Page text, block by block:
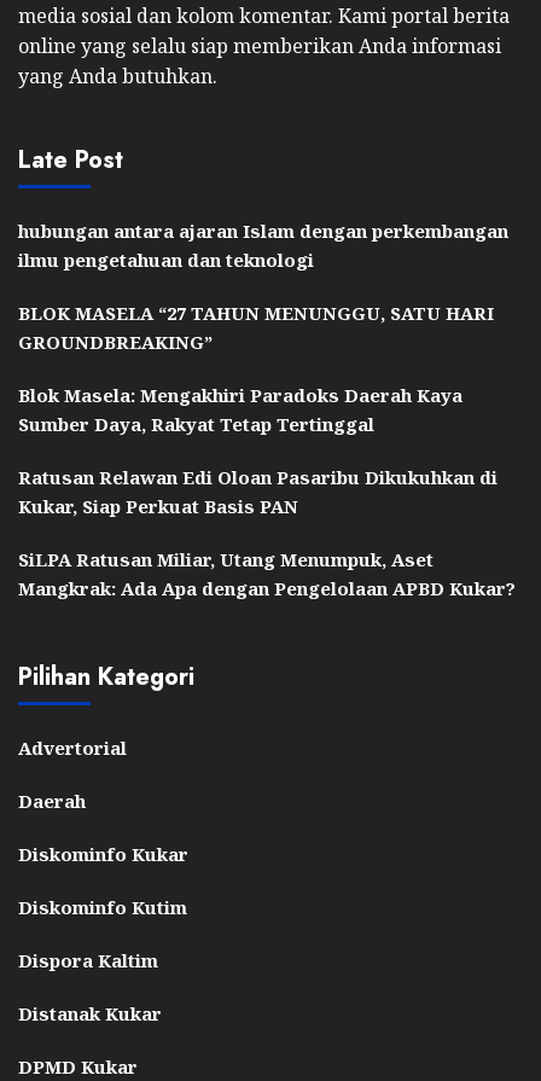
media sosial dan kolom komentar. Kami portal berita
online yang selalu siap memberikan Anda informasi
yang Anda butuhkan.
Late Post
hubungan antara ajaran Islam dengan perkembangan
ilmu pengetahuan dan teknologi
BLOK MASELA “27 TAHUN MENUNGGU, SATU HARI
GROUNDBREAKING”
Blok Masela: Mengakhiri Paradoks Daerah Kaya
Sumber Daya, Rakyat Tetap Tertinggal
Ratusan Relawan Edi Oloan Pasaribu Dikukuhkan di
Kukar, Siap Perkuat Basis PAN
SiLPA Ratusan Miliar, Utang Menumpuk, Aset
Mangkrak: Ada Apa dengan Pengelolaan APBD Kukar?
Pilihan Kategori
Advertorial
Daerah
Diskominfo Kukar
Diskominfo Kutim
Dispora Kaltim
Distanak Kukar
DPMD Kukar